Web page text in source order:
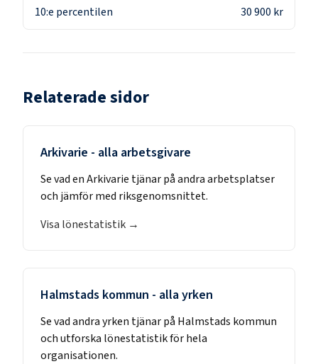
10:e percentilen 30 900 kr
Relaterade sidor
Arkivarie - alla arbetsgivare
Se vad enArkivarie tjänar på andra arbetsplatser
och jämför med riksgenomsnittet.
Visa lönestatistik →
Halmstads kommun - alla yrken
Se vad andra yrken tjänar på Halmstads kommun
och utforska lönestatistik för hela
organisationen.